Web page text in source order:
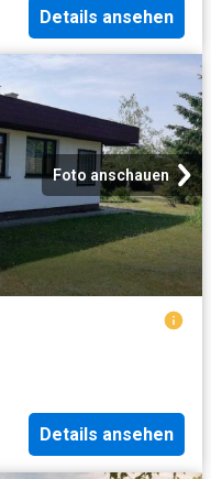
Details ansehen
Foto anschauen
Details ansehen